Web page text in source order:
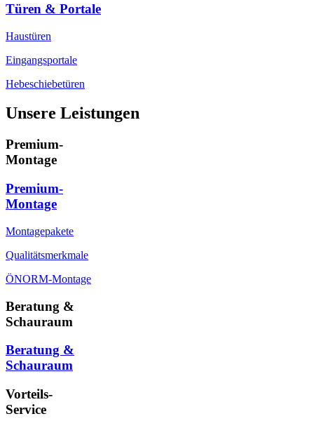
Türen & Portale
Haustüren
Eingangsportale
Hebeschiebetüren
Unsere Leistungen
Premium-
Montage
Premium-
Montage
Montagepakete
Qualitätsmerkmale
ÖNORM-Montage
Beratung &
Schauraum
Beratung &
Schauraum
Vorteils-
Service